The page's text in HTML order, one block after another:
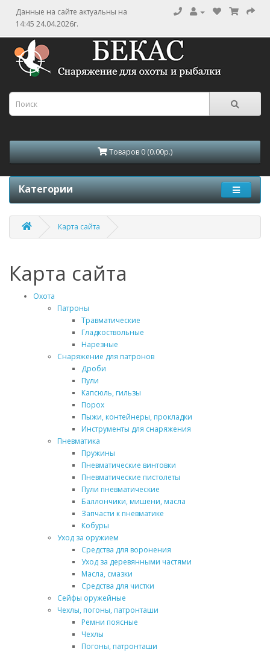
Данные на сайте актуальны на
14:45 24.04.2026г.
Товаров 0 (0.00р.)
Категории
Карта сайта
Карта сайта
Охота
Патроны
Травматические
Гладкоствольные
Нарезные
Снаряжение для патронов
Дроби
Пули
Капсюль, гильзы
Порох
Пыжи, контейнеры, прокладки
Инструменты для снаряжения
Пневматика
Пружины
Пневматические винтовки
Пневматические пистолеты
Пули пневматические
Баллончики, мишени, масла
Запчасти к пневматике
Кобуры
Уход за оружием
Средства для воронения
Уход за деревянными частями
Масла, смазки
Средства для чистки
Сейфы оружейные
Чехлы, погоны, патронташи
Ремни поясные
Чехлы
Погоны, патронташи